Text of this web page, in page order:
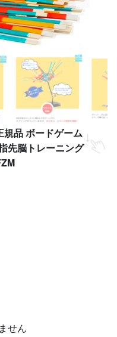
品 ボードゲーム
先脳トレーニング
せん